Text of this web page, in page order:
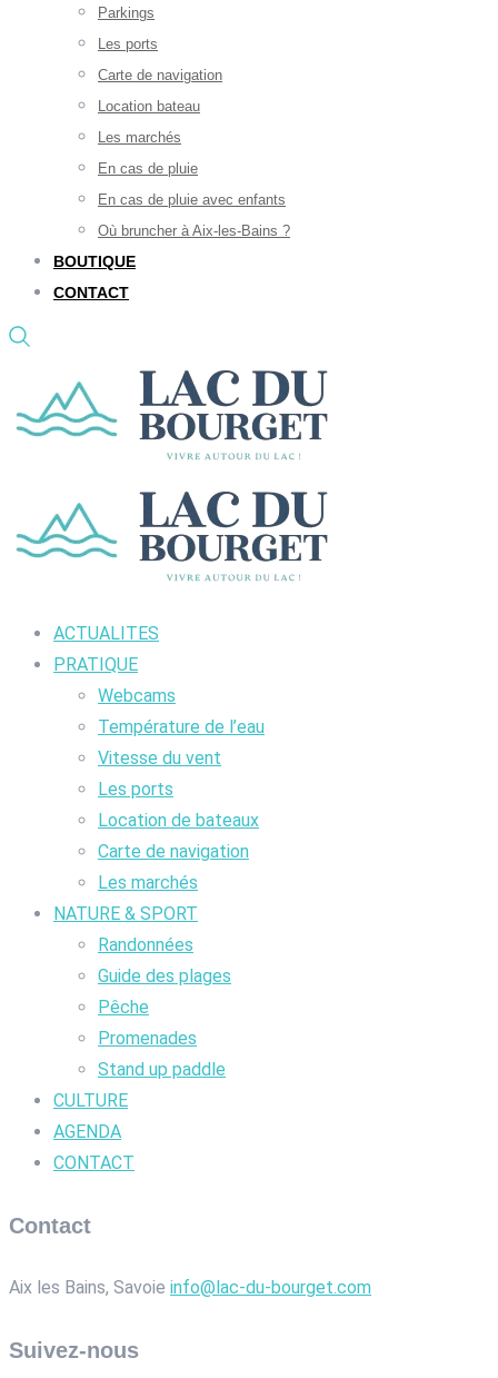
Parkings
Les ports
Carte de navigation
Location bateau
Les marchés
En cas de pluie
En cas de pluie avec enfants
Où bruncher à Aix-les-Bains ?
BOUTIQUE
CONTACT
ACTUALITES
PRATIQUE
Webcams
Température de l’eau
Vitesse du vent
Les ports
Location de bateaux
Carte de navigation
Les marchés
NATURE & SPORT
Randonnées
Guide des plages
Pêche
Promenades
Stand up paddle
CULTURE
AGENDA
CONTACT
Contact
Aix les Bains, Savoie info@lac-du-bourget.com
Suivez-nous